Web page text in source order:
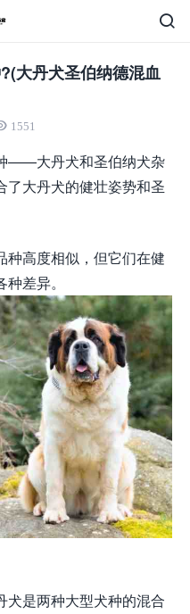
大丹犬圣伯纳德混血
1551
——大丹犬和圣伯纳犬杂
了大丹犬的健壮姿势和圣
种高度相似，但它们在健
差异。
犬是两种大型犬种的混合